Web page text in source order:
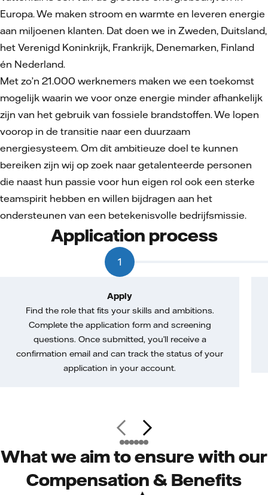
Europa. We maken stroom en warmte en leveren energie
aan miljoenen klanten. Dat doen we in Zweden, Duitsland,
het Verenigd Koninkrijk, Frankrijk, Denemarken, Finland
én Nederland.
Met zo’n 21.000 werknemers maken we een toekomst
mogelijk waarin we voor onze energie minder afhankelijk
zijn van het gebruik van fossiele brandstoffen. We lopen
voorop in de transitie naar een duurzaam
energiesysteem. Om dit ambitieuze doel te kunnen
bereiken zijn wij op zoek naar getalenteerde personen
die naast hun passie voor hun eigen rol ook een sterke
teamspirit hebben en willen bijdragen aan het
ondersteunen van een betekenisvolle bedrijfsmissie.
Application process
1
Apply
Find the role that fits your skills and ambitions.
Complete the application form and screening
questions. Once submitted, you’ll receive a
confirmation email and can track the status of your
application in your account.
What we aim to ensure with our
Compensation & Benefits